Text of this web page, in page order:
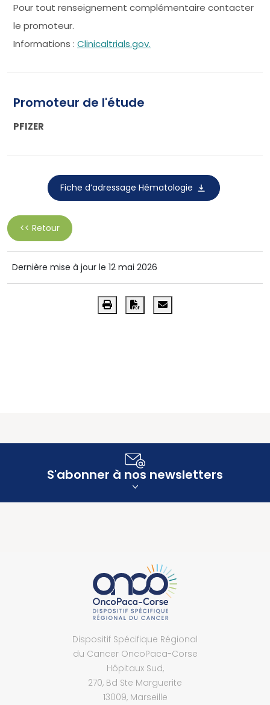
Pour tout renseignement complémentaire contacter
le promoteur.
Informations : Clinicaltrials.gov.
Promoteur de l'étude
PFIZER
Fiche d’adressage Hématologie
<< Retour
Dernière mise à jour le 12 mai 2026
S'abonner à nos newsletters
Dispositif Spécifique Régional
du Cancer OncoPaca-Corse
Hôpitaux Sud,
270, Bd Ste Marguerite
13009, Marseille